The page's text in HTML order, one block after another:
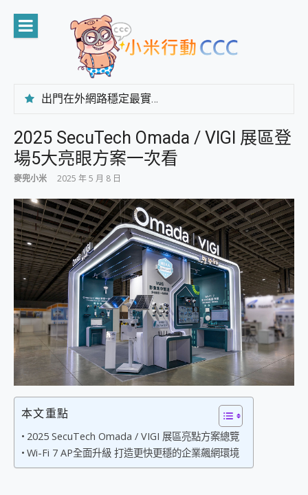
content
出門在外網路穩定最實在 「台灣大哥大」榮獲 4G/5G 在線率全球 NO.3 全台第一與全台六冠王實測心得，走到哪順到哪！
專為 PC上的 XBOX和掌機設計的 FireCuda X1070 SSD 固態硬碟開箱 評測
台灣製攝影機在這裡，100%全無線設計 SpotCam Solo Eco 太陽能防水雲端攝影機 SpotCam Solo 3 2.5K高畫質戶外攝影機 開箱 評測
防窺黑科技 Galaxy S26 Ultra系列保護貼怎麼選？imos AR 低反光玻璃、藍寶石鏡頭貼與軍規防摔殼完整開箱評價
AI 支付 一錶搞定大小事 Xiaomi Watch 5 開箱 評測
超驚艷 讓人一眼就愛上 LENOVO 聯想 Yoga Book 9 14吋 AI輕薄筆電 開箱 評測
美到讓人超想擁有 moto pad 60 系列 與 Moto | Swarovski razr 60 冰藍限定版本 開箱 評測
好用的 EaseUS Partition Master 讓您輕鬆的移除與格式化有防寫保護的隨身碟或SD卡
一鍵修復模糊影片、舊照的 AI 好幫手! VideoProc Converter AI 新版全解析 × 年末優惠，一篇全看懂
小朋友才做選擇 投影機 RGB藍牙音響 氛圍情境燈 我通通都要！ Starfish 2 幻彩膠囊投影機｜結合「 智慧投影 & 煥彩流動 」的沈浸式生活新體驗
外型超吸晴~ 給您絕佳操控體驗 GravaStar Mercury K1 系列 異星機械鍵盤與 Mercury X 系列 輕量無線電競滑鼠 開箱 評測
開箱~變身「蜘蛛人」椅子軍師！MSI MPG 491CQP QD-OLED 超寬曲面電競螢幕，多工辦公、爽度滿滿的終極桌面體驗
iPhone 17 系列 有認證的防護來囉！ imos 首家導入 UL MCV 行銷宣告驗證的手機配件品牌
小巧好吸不擋鏡頭 有Qi2認證的 ONPRO MagReact MXs2 5000mAh薄型磁吸無線急速行動電源 開箱 評測
會走動的冷暖氣 SONY REON POCKET PRO 穿戴式智慧冷暖調溫裝置 開箱 評測
寶可夢飛人外掛iToolab AnyGo全新升級，GO Fest 五折優惠嗨翻天！支援 iOS/Android！
超好用的 PLAUD NotePin AI 智慧錄音膠囊~ 您的AI 秘書已上線 每月免費送你 300分鐘轉寫
COMPUTEX 2025 來囉！AGI亞奇雷 AI・Gaming・創作儲存方案登場，趕快來AGI亞奇雷挑戰任務抽 PS5！
自帶線的 有線無線都能充 ONPRO MagReact M5 10000mAh 5合1 磁吸無線急速行動電源 開箱 評測
2025 SecuTech Omada / VIGI 展區登
場5大亮眼方案一次看
麥兜小米 2025 年 5 月 8 日
本文重點
2025 SecuTech Omada / VIGI 展區亮點方案總覽
Wi-Fi 7 AP全面升級 打造更快更穩的企業飆網環境